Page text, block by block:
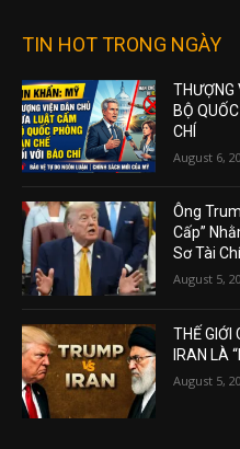
TIN HOT TRONG NGÀY
THƯỢNG
BỘ
CHÍ
August 6,
Ông
Cấp”
Sơ Tài
August 5,
THẾ GIỚI
IRAN LÀ
August 5,